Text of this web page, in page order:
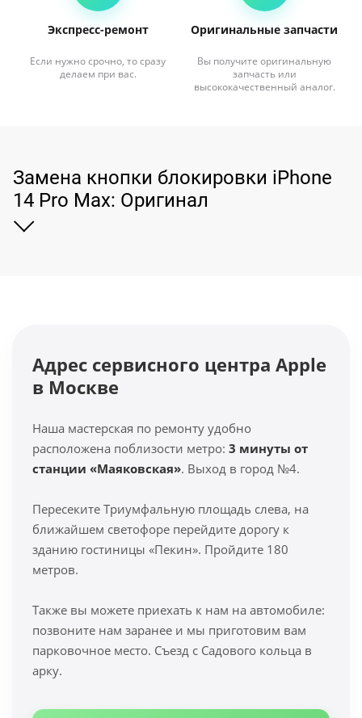
Экспресс-ремонт
Если нужно срочно, то сразу
делаем при вас.
Оригинальные запчасти
Вы получите оригинальную
запчасть или
высококачественный аналог.
Замена кнопки блокировки iPhone
14 Pro Max: Оригинал
Адрес сервисного центра Apple
в Москве
Наша мастерская по ремонту удобно
расположена поблизости метро: 3 минуты от
станции «Маяковская». Выход в город №4.
Пересеките Триумфальную площадь слева, на
ближайшем светофоре перейдите дорогу к
зданию гостиницы «Пекин». Пройдите 180
метров.
Также вы можете приехать к нам на автомобиле:
позвоните нам заранее и мы приготовим вам
парковочное место. Съезд с Садового кольца в
арку.